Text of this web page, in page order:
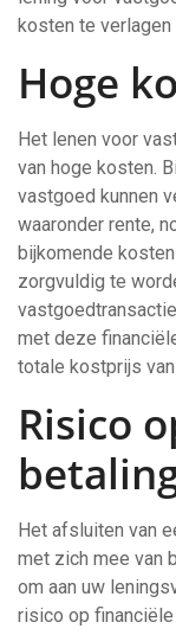
kosten te
Hoge
Het lenen voor
van hoge kosten.
vastgoed kunnen
waaronder rente,
bijkomende
zorgvuldig te
met deze
totale kostprijs
Risico
Het afsluiten van
met zich mee van
om aan uw
risico op